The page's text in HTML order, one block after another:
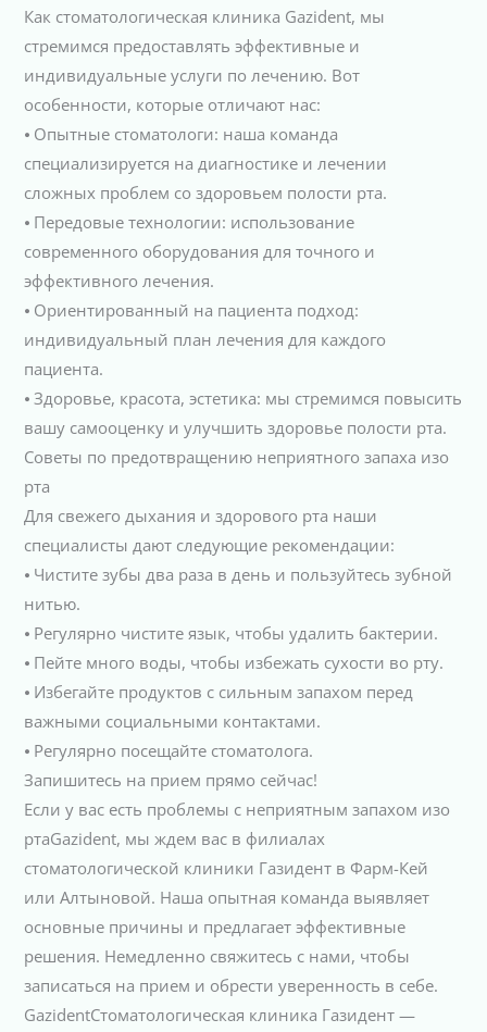
Как стоматологическая клиника Gazident, мы
стремимся предоставлять эффективные и
индивидуальные услуги по лечению. Вот
особенности, которые отличают нас:
⦁ Опытные стоматологи: наша команда
специализируется на диагностике и лечении
сложных проблем со здоровьем полости рта.
⦁ Передовые технологии: использование
современного оборудования для точного и
эффективного лечения.
⦁ Ориентированный на пациента подход:
индивидуальный план лечения для каждого
пациента.
⦁ Здоровье, красота, эстетика: мы стремимся повысить
вашу самооценку и улучшить здоровье полости рта.
Советы по предотвращению неприятного запаха изо
рта
Для свежего дыхания и здорового рта наши
специалисты дают следующие рекомендации:
⦁ Чистите зубы два раза в день и пользуйтесь зубной
нитью.
⦁ Регулярно чистите язык, чтобы удалить бактерии.
⦁ Пейте много воды, чтобы избежать сухости во рту.
⦁ Избегайте продуктов с сильным запахом перед
важными социальными контактами.
⦁ Регулярно посещайте стоматолога.
Запишитесь на прием прямо сейчас!
Если у вас есть проблемы с неприятным запахом изо
ртаGazident, мы ждем вас в филиалах
стоматологической клиники Газидент в Фарм-Кей
или Алтыновой. Наша опытная команда выявляет
основные причины и предлагает эффективные
решения. Немедленно свяжитесь с нами, чтобы
записаться на прием и обрести уверенность в себе.
GazidentСтоматологическая клиника Газидент —